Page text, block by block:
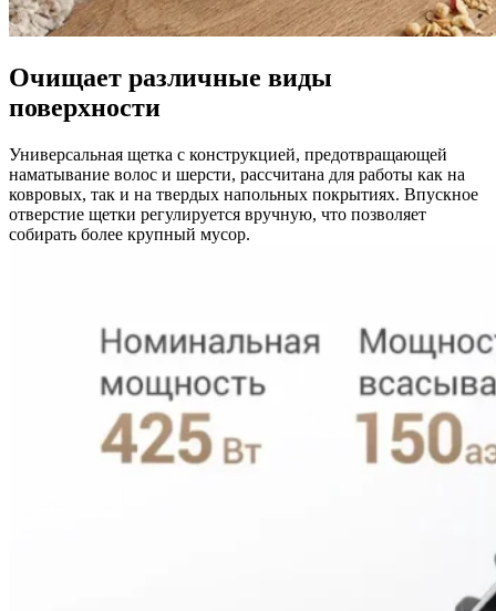
Очищает различные виды
поверхности
Универсальная щетка с конструкцией, предотвращающей
наматывание волос и шерсти, рассчитана для работы как на
ковровых, так и на твердых напольных покрытиях. Впускное
отверстие щетки регулируется вручную, что позволяет
собирать более крупный мусор.